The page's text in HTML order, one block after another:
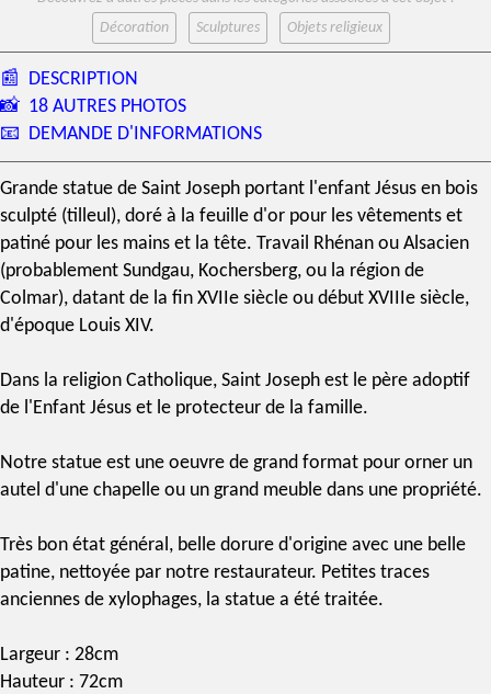
Décoration
Sculptures Objets religieux
📰 DESCRIPTION
📸 18 AUTRES PHOTOS
📧 DEMANDE D'INFORMATIONS
Grande statue de Saint Joseph portant l'enfant Jésus en bois
sculpté (tilleul), doré à la feuille d'or pour les vêtements et
patiné pour les mains et la tête. Travail Rhénan ou Alsacien
(probablement Sundgau, Kochersberg, ou la région de
Colmar), datant de la fin XVIIe siècle ou début XVIIIe siècle,
d'époque Louis XIV.
Dans la religion Catholique, Saint Joseph est le père adoptif
de l'Enfant Jésus et le protecteur de la famille.
Notre statue est une oeuvre de grand format pour orner un
autel d'une chapelle ou un grand meuble dans une propriété.
Très bon état général, belle dorure d'origine avec une belle
patine, nettoyée par notre restaurateur. Petites traces
anciennes de xylophages, la statue a été traitée.
Largeur : 28cm
Hauteur : 72cm